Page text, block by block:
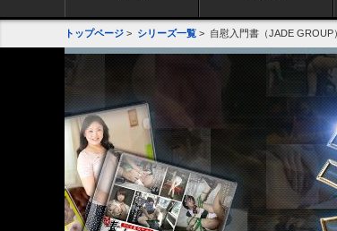
トップページ > シリーズ一覧 > 自慰入門書（JADE GROUP